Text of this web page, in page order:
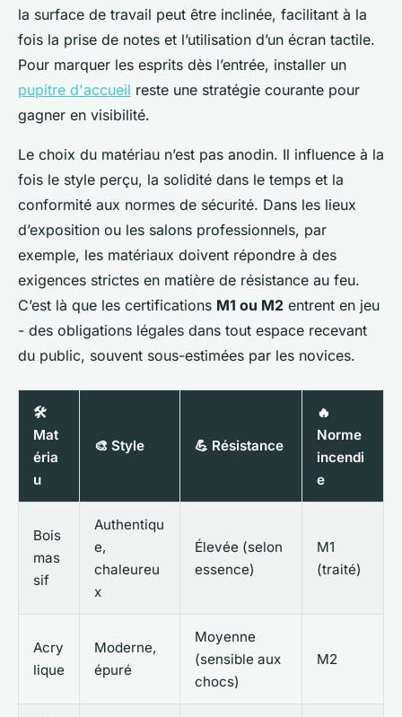
la surface de travail peut être inclinée, facilitant à la
fois la prise de notes et l’utilisation d’un écran tactile.
Pour marquer les esprits dès l’entrée, installer un
pupitre d'accueil reste une stratégie courante pour
gagner en visibilité.
Le choix du matériau n’est pas anodin. Il influence à la
fois le style perçu, la solidité dans le temps et la
conformité aux normes de sécurité. Dans les lieux
d’exposition ou les salons professionnels, par
exemple, les matériaux doivent répondre à des
exigences strictes en matière de résistance au feu.
C’est là que les certifications M1 ou M2 entrent en jeu
- des obligations légales dans tout espace recevant
du public, souvent sous-estimées par les novices.
🛠️
Mat
éria
u
🎨 Style 💪 Résistance
🔥
Norme
incendi
e
Bois
mas
sif
Authentiqu
e,
chaleureu
x
Élevée (selon
essence)
M1
(traité)
Acry
lique
Moderne,
épuré
Moyenne
(sensible aux
chocs)
M2